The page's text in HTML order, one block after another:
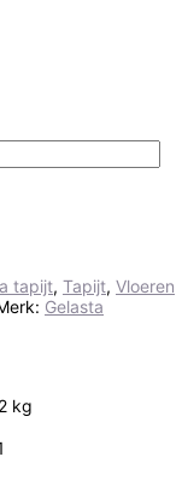
tapijt, Tapijt, Vloeren
Gelasta
kg